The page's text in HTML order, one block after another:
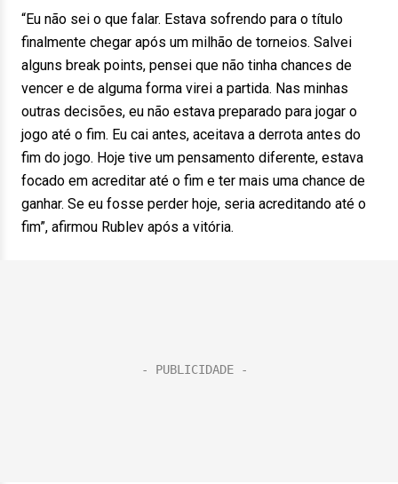
“Eu não sei o que falar. Estava sofrendo para o título
finalmente chegar após um milhão de torneios. Salvei
alguns break points, pensei que não tinha chances de
vencer e de alguma forma virei a partida. Nas minhas
outras decisões, eu não estava preparado para jogar o
jogo até o fim. Eu cai antes, aceitava a derrota antes do
fim do jogo. Hoje tive um pensamento diferente, estava
focado em acreditar até o fim e ter mais uma chance de
ganhar. Se eu fosse perder hoje, seria acreditando até o
fim”, afirmou Rublev após a vitória.